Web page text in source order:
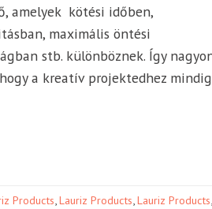
amelyek kötési időben,
maximális öntési
stb. különböznek. Így
a kreatív projektedhez
Products,Lauriz Products,Lauriz Products,